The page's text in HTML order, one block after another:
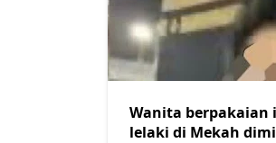
Wanita berpakaian
lelaki di Mekah